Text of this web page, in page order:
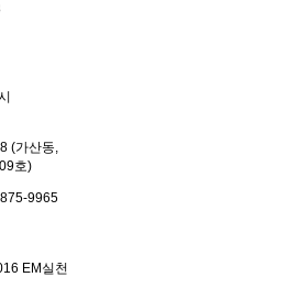
(가산동,
호)
9965
EM실천